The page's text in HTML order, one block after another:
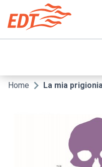
contenuto
principale
Briciole
Home La mia